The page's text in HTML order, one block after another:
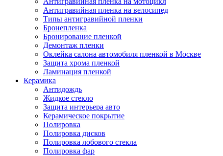
Антигравийная пленка на велосипед
Типы антигравийной пленки
Бронепленка
Бронирование пленкой
Демонтаж пленки
Оклейка салона автомобиля пленкой в Москве
Защита хрома пленкой
Ламинация пленкой
Керамика
Антидождь
Жидкое стекло
Защита интерьера авто
Керамическое покрытие
Полировка
Полировка дисков
Полировка лобового стекла
Полировка фар